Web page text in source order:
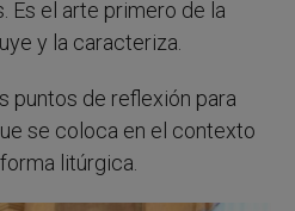
Es el arte primero de la
y la caracteriza.
puntos de reflexión para
se coloca en el contexto
litúrgica.